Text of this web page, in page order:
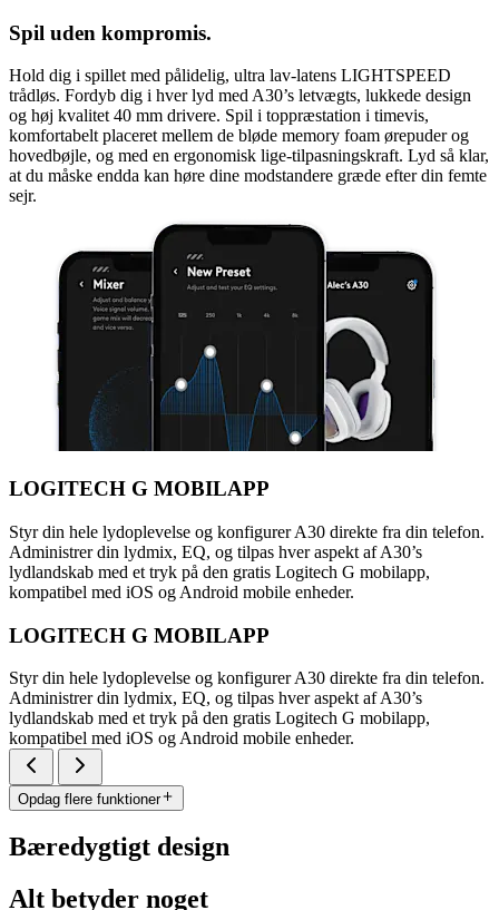
Spil uden kompromis.
Hold dig i spillet med pålidelig, ultra lav-latens LIGHTSPEED
trådløs. Fordyb dig i hver lyd med A30’s letvægts, lukkede design
og høj kvalitet 40 mm drivere. Spil i toppræstation i timevis,
komfortabelt placeret mellem de bløde memory foam ørepuder og
hovedbøjle, og med en ergonomisk lige-tilpasningskraft. Lyd så klar,
at du måske endda kan høre dine modstandere græde efter din femte
sejr.
LOGITECH G MOBILAPP
Styr din hele lydoplevelse og konfigurer A30 direkte fra din telefon.
Administrer din lydmix, EQ, og tilpas hver aspekt af A30’s
lydlandskab med et tryk på den gratis Logitech G mobilapp,
kompatibel med iOS og Android mobile enheder.
LOGITECH G MOBILAPP
Styr din hele lydoplevelse og konfigurer A30 direkte fra din telefon.
Administrer din lydmix, EQ, og tilpas hver aspekt af A30’s
lydlandskab med et tryk på den gratis Logitech G mobilapp,
kompatibel med iOS og Android mobile enheder.
Opdag flere funktioner
Bæredygtigt design
Alt betyder noget